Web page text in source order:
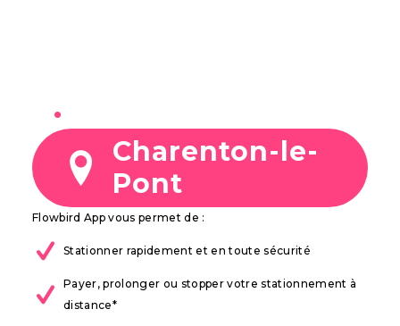
Charenton-le-
Pont
Flowbird App vous permet de :
Stationner rapidement et en toute sécurité
Payer, prolonger ou stopper votre stationnement à
distance*